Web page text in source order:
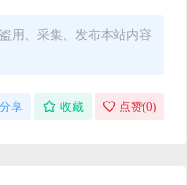
用、采集、发布本站内容
分享 收藏 点赞(0)